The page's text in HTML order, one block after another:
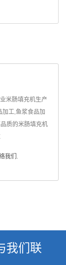
米肠填充机生产
工,鱼浆食品加
质的米肠填充机
我们
我们联